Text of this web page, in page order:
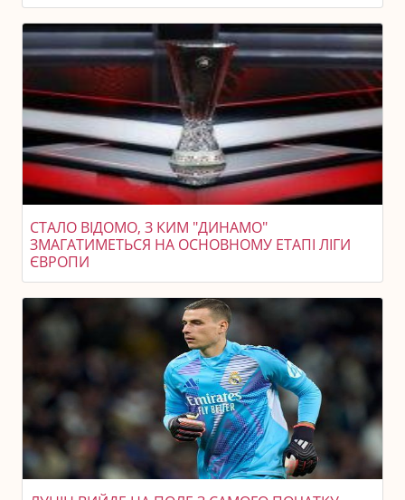
СТАЛО ВІДОМО, З КИМ "ДИНАМО"
ЗМАГАТИМЕТЬСЯ НА ОСНОВНОМУ ЕТАПІ ЛІГИ
ЄВРОПИ